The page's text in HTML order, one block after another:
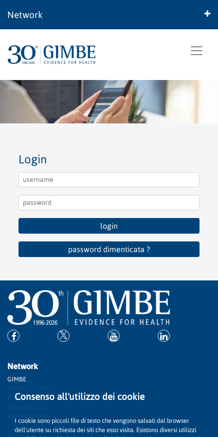
Network
Login
login
password dimenticata ?
Network
GIMBE
Evidence
Sostieni GIMBE
Consenso all'utilizzo dei cookie
I cookie sono piccoli file di testo che vengono salvati dal browser
dell'utente su richiesta dei siti che esso visita. Esistono diversi utilizzi